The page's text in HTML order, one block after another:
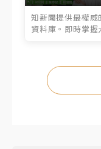
知新聞提供最權
資料庫。即時掌